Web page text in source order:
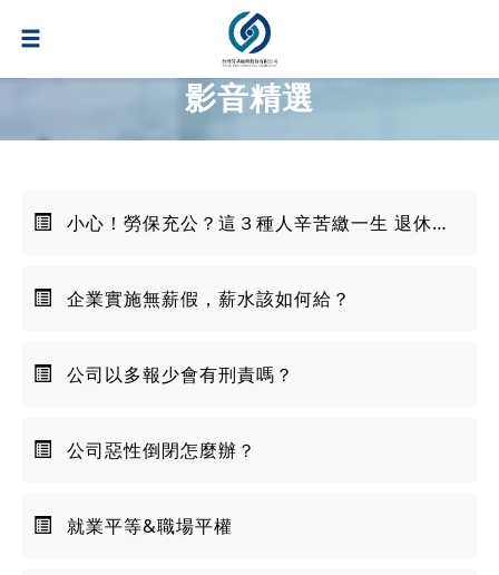
影音精選
小心！勞保充公？這３種人辛苦繳一生 退休一毛都領不到？
企業實施無薪假，薪水該如何給？
公司以多報少會有刑責嗎？
公司惡性倒閉怎麼辦？
就業平等&職場平權